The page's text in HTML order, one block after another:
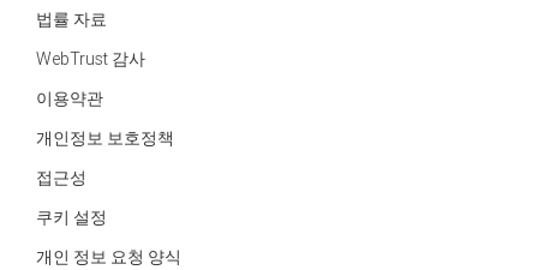
법률 자료
WebTrust 감사
이용약관
개인정보 보호정책
접근성
쿠키 설정
개인 정보 요청 양식